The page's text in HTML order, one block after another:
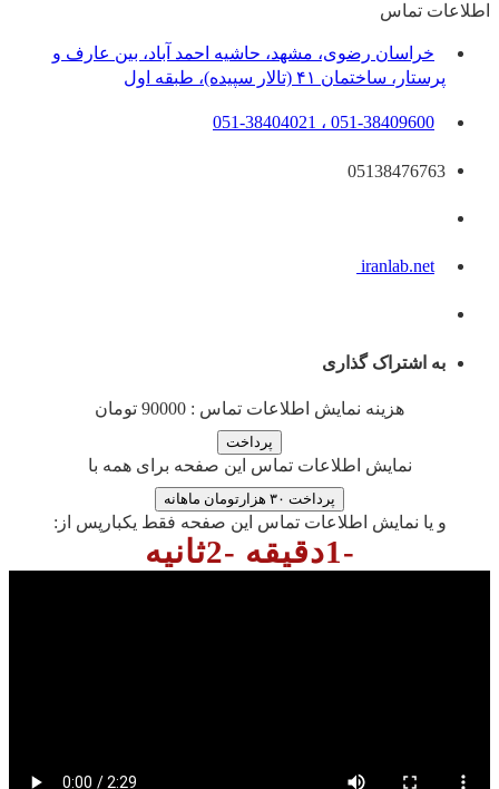
اطلاعات تماس
خراسان رضوی، مشهد، حاشیه احمد آباد، بین عارف و
پرستار، ساختمان ۴۱ (تالار سپیده)، طبقه اول
051-38409600 ، 051-38404021
05138476763
iranlab.net
به اشتراک گذاری
هزینه نمایش اطلاعات تماس : 90000 تومان
نمایش اطلاعات تماس این صفحه برای همه با
پرداخت ۳۰ هزارتومان ماهانه
و یا نمایش اطلاعات تماس این صفحه فقط یکبارپس از:
-1دقیقه -2ثانیه